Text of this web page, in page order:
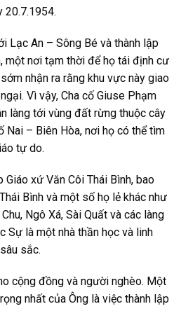
20.7.1954.
Lạc An – Sông Bé và thành lập
một nơi tạm thời để họ tái định cư
nhận ra rằng khu vực này giao
Vì vậy, Cha cố Giuse Phạm
làng tới vùng đất rừng thuộc cây
Nai – Biên Hòa, nơi họ có thể tìm
tự do.
xứ Văn Côi Thái Bình, bao
Bình và một số họ lẻ khác như
Ngô Xá, Sài Quất và các làng
Sự là một nhà thần học và linh
sắc.
cộng đồng và người nghèo. Một
nhất của Ông là việc thành lập